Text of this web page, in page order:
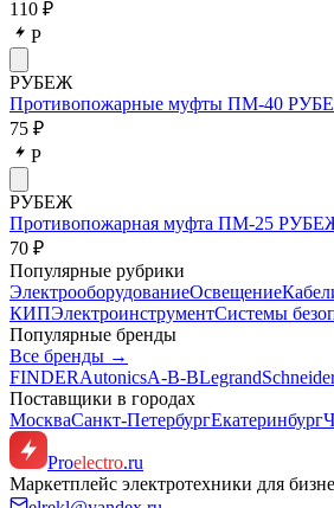
110 ₽
Р
РУБЕЖ
Противопожарные муфты ПМ-40
75 ₽
Р
РУБЕЖ
Противопожарная муфта ПМ-25
70 ₽
Популярные рубрики
ЭлектрооборудованиеОсвещение
КИПЭлектроинструментСистемы
Популярные бренды
Все бренды →
FINDERAutonicsA-B-BLegrand
Поставщики в городах
МоскваСанкт-ПетербургЕкатеринбург
Proelectro.ru
Маркетплейс электротехники для